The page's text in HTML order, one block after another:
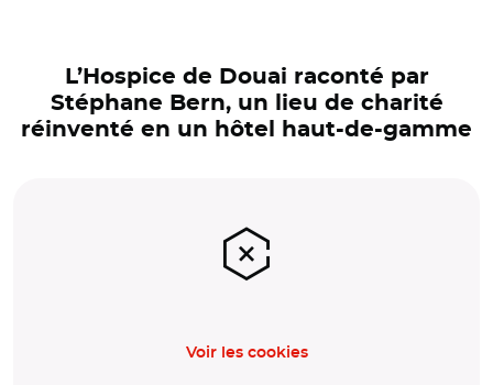
L’Hospice de Douai raconté par
Stéphane Bern, un lieu de charité
réinventé en un hôtel haut-de-gamme
Voir les cookies